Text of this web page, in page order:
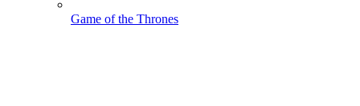
Game of the Thrones